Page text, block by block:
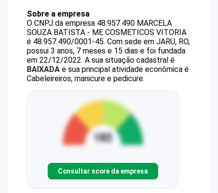
Sobre a empresa
O CNPJ da empresa 48.957.490 MARCELA
SOUZA BATISTA - ME COSMETICOS VITORIA
é 48.957.490/0001-45. Com sede em JARU, RO,
possui 3 anos, 7 meses e 15 dias e foi fundada
em 22/12/2022. A sua situação cadastral é
BAIXADA e sua principal atividade econômica é
Cabeleireiros, manicure e pedicure.
Consultar score da empresa